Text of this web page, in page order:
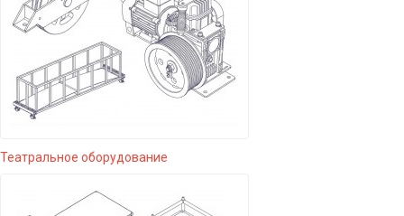
Театральное оборудование